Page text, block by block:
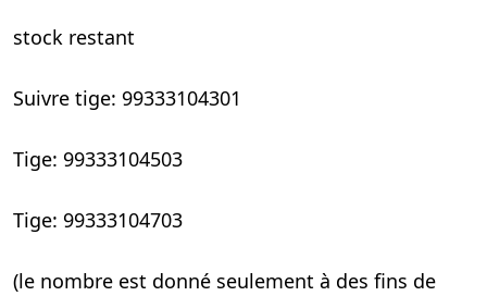
stock restant
Suivre tige: 99333104301
Tige: 99333104503
Tige: 99333104703
(le nombre est donné seulement à des fins de